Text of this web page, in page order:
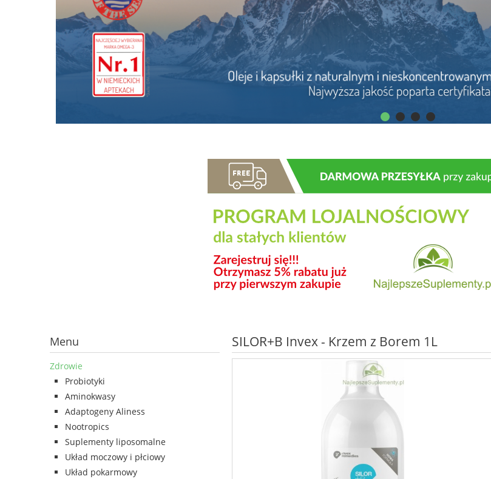
Menu
Zdrowie
Probiotyki
Aminokwasy
Adaptogeny Aliness
Nootropics
Suplementy liposomalne
Układ moczowy i płciowy
Układ pokarmowy
SILOR+B Invex - Krzem z Borem 1L